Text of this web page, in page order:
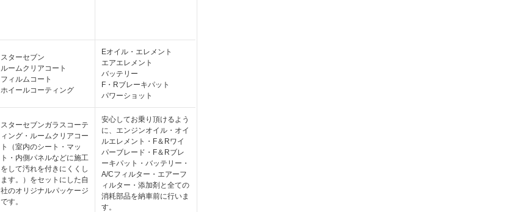
スターセブン
ルームクリアコート
フィルムコート
ホイールコーティング
Eオイル・エレメント
エアエレメント
バッテリー
F・Rブレーキパット
パワーショット
スターセブンガラスコーテ
ィング・ルームクリアコー
ト（室内のシート・マッ
ト・内側パネルなどに施工
をして汚れを付きにくくし
ます。）をセットにした自
社のオリジナルパッケージ
です。
安心してお乗り頂けるよう
に、エンジンオイル・オイ
ルエレメント・F＆Rワイ
パーブレード・F＆Rブレ
ーキパット・バッテリー・
A/Cフィルター・エアーフ
ィルター・添加剤と全ての
消耗部品を納車前に行いま
す。